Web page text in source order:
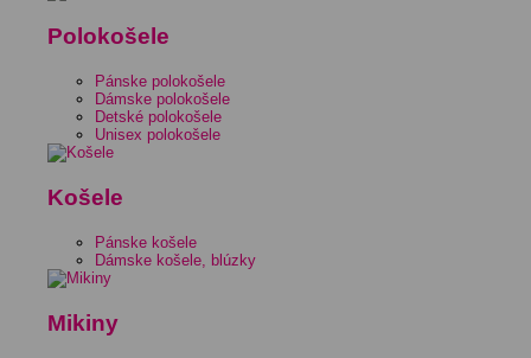
Polokošele
Pánske polokošele
Dámske polokošele
Detské polokošele
Unisex polokošele
Košele
Pánske košele
Dámske košele, blúzky
Mikiny